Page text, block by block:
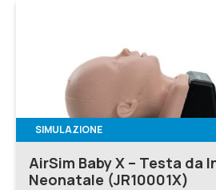
SIMULAZIONE
AirSim Baby X – Testa da
Neonatale (JR10001X)